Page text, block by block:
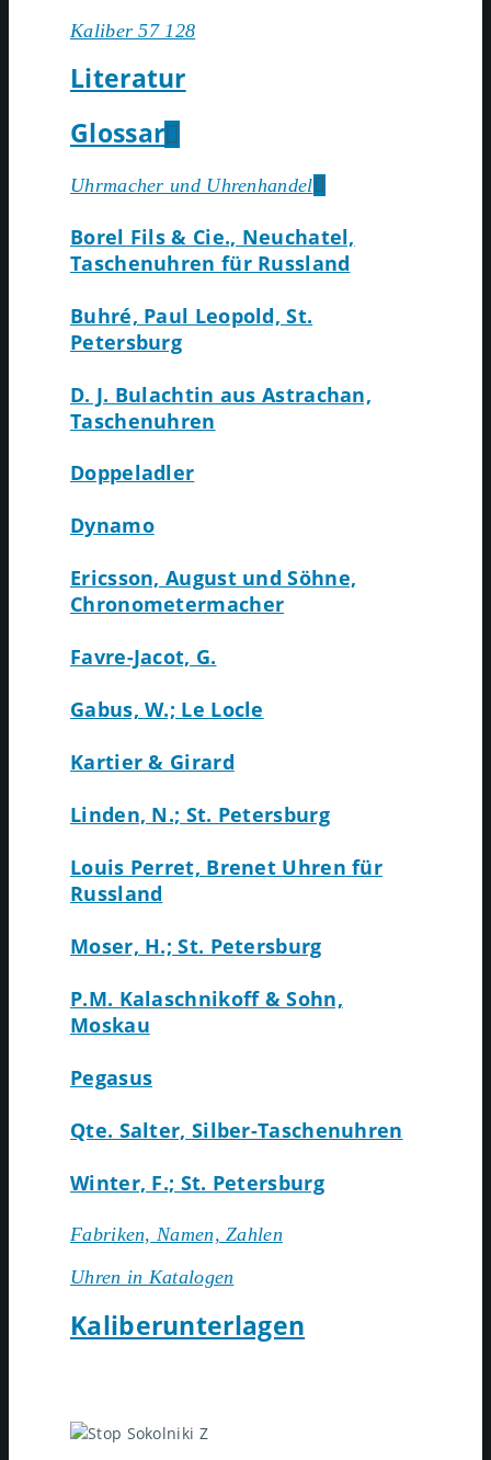
Kaliber 57 128
Literatur
Glossar
Uhrmacher und Uhrenhandel
Borel Fils & Cie., Neuchatel,
Taschenuhren für Russland
Buhré, Paul Leopold, St.
Petersburg
D. J. Bulachtin aus Astrachan,
Taschenuhren
Doppeladler
Dynamo
Ericsson, August und Söhne,
Chronometermacher
Favre-Jacot, G.
Gabus, W.; Le Locle
Kartier & Girard
Linden, N.; St. Petersburg
Louis Perret, Brenet Uhren für
Russland
Moser, H.; St. Petersburg
P.M. Kalaschnikoff & Sohn,
Moskau
Pegasus
Qte. Salter, Silber-Taschenuhren
Winter, F.; St. Petersburg
Fabriken, Namen, Zahlen
Uhren in Katalogen
Kaliberunterlagen